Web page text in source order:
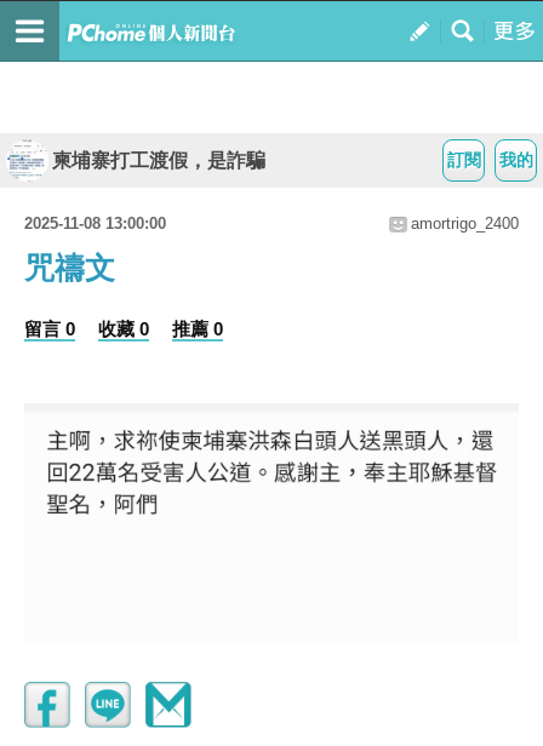
我的
訂閱
柬埔寨打工渡假，是詐騙
2025-11-08 13:00:00 amortrigo_2400
咒禱文
留言 0 收藏 0 推薦 0